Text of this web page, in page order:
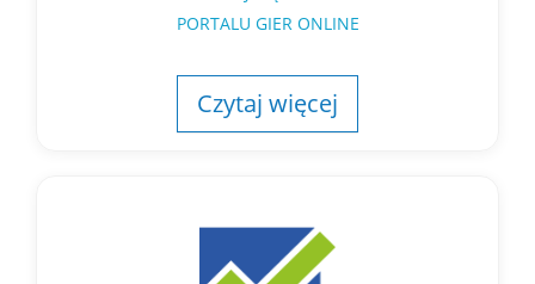
PORTALU GIER ONLINE
Czytaj więcej